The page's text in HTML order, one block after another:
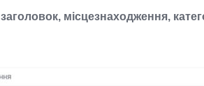
заголовок, місцезнаходження,